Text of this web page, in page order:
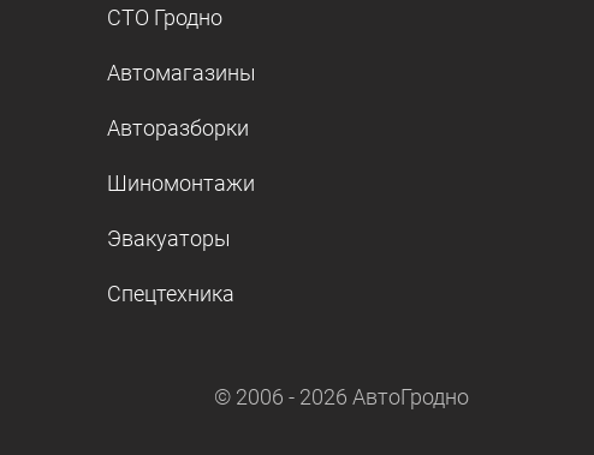
СТО Гродно
Автомагазины
Авторазборки
Шиномонтажи
Эвакуаторы
Спецтехника
© 2006 - 2026 АвтоГродно